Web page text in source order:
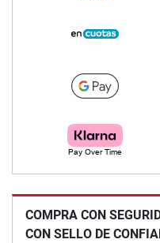
COMPRA CON
CON SELLO DE